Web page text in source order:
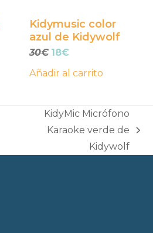
Kidymusic color
azul de Kidywolf
30€ El
original
18€El
actual
Añadir al carrito
post:
KidyMic Micrófono
Karaoke verde de
Kidywolf